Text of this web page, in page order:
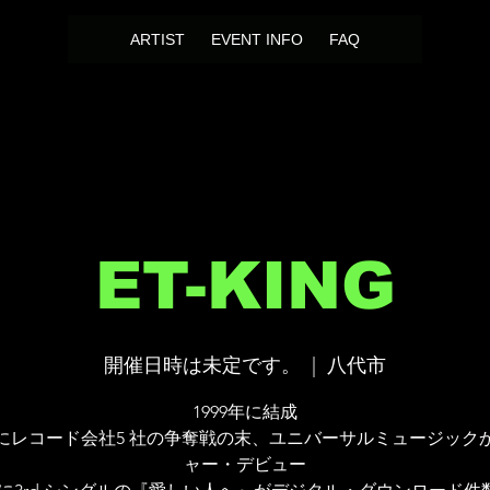
ARTIST EVENT INFO FAQ
ET-KING
開催日時は未定です。 八代市
1999年に結成
レコード会社5 社の争奪戦の末、ユニバーサルミュージック
ャー・デビュー